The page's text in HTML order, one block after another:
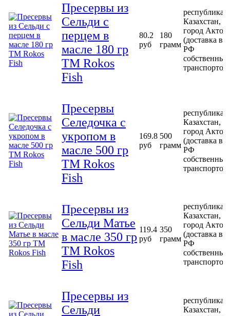
Пресервы из
Сельди с
перцем в
масле 180 гр
ТМ Rokos
Fish
80.2
руб
180
грамм
республика
Казахстан,
город
(доставка в
РФ
собственным
Пресервы
Селедочка с
укропом в
масле 500 гр
ТМ Rokos
Fish
169.8
руб
500
грамм
республика
Казахстан,
город
(доставка в
РФ
собственным
Пресервы из
Сельди Матье
в масле 350 гр
ТМ Rokos
Fish
119.4
руб
350
грамм
республика
Казахстан,
город
(доставка в
РФ
собственным
Пресервы из
Сельди
республика
Казахстан,